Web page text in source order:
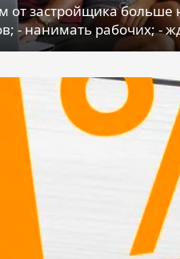
от застройщика больше
- нанимать рабочих; -